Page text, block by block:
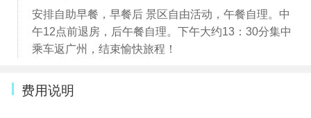
安排自助早餐，早餐后 景区自由活动，午餐自理。中
午12点前退房，后午餐自理。下午大约13：30分集中
乘车返广州，结束愉快旅程！
费用说明